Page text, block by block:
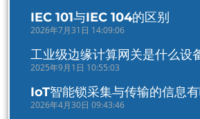
IEC 101与IEC 104的区别
2026年7月31日 14:09:06
工业级边缘计算网关是什么设
2025年9月1日 10:55:03
IoT智能锁采集与传输的信息
2026年4月30日 09:43:46